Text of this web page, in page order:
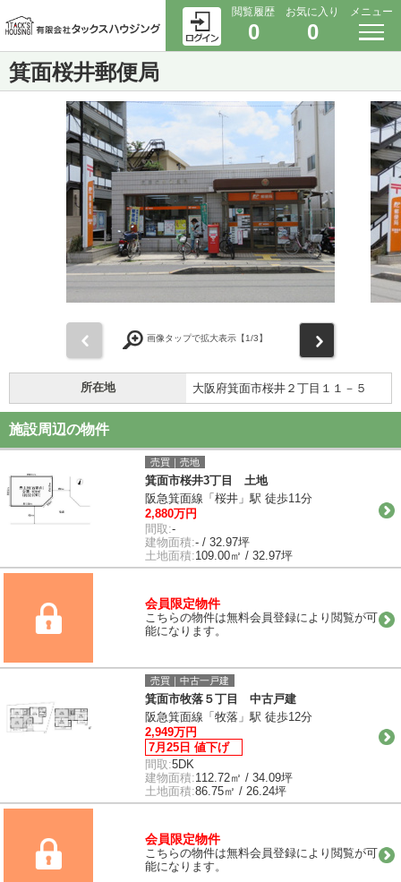
閲覧履歴
0
お気に入り
0
メニュー
箕面桜井郵便局
画像タップで拡大表示【1/3】
所在地 大阪府箕面市桜井２丁目１１－５
施設周辺の物件
売買｜売地
箕面市桜井3丁目 土地
阪急箕面線「桜井」駅 徒歩11分
2,880万円
間取:-
建物面積:- / 32.97坪
土地面積:109.00㎡ / 32.97坪
会員限定物件
こちらの物件は無料会員登録により閲覧が可
能になります。
売買｜中古一戸建
箕面市牧落５丁目 中古戸建
阪急箕面線「牧落」駅 徒歩12分
2,949万円
7月25日 値下げ
間取:5DK
建物面積:112.72㎡ / 34.09坪
土地面積:86.75㎡ / 26.24坪
会員限定物件
こちらの物件は無料会員登録により閲覧が可
能になります。